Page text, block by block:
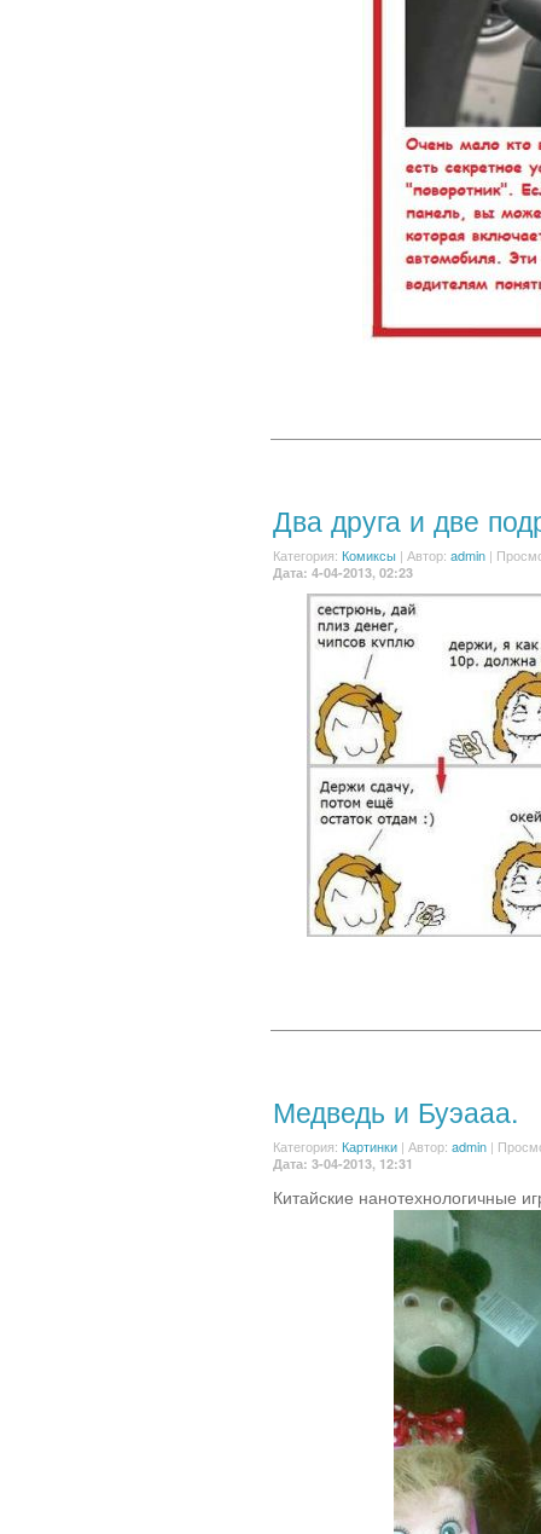
Два друга и две
Категория: Комиксы | Автор: admin |
Дата: 4-04-2013, 02:23
Медведь и Буэааа.
Категория: Картинки | Автор: admin |
Дата: 3-04-2013, 12:31
Китайские нанотехнологичные